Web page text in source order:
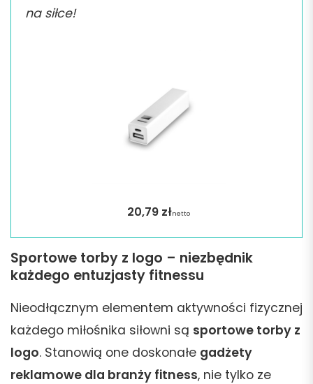
na siłce!
20,79 złnetto
Sportowe torby z logo – niezbędnik
każdego entuzjasty fitnessu
Nieodłącznym elementem aktywności fizycznej
każdego miłośnika siłowni są sportowe torby z
logo. Stanowią one doskonałe gadżety
reklamowe dla branży fitness, nie tylko ze